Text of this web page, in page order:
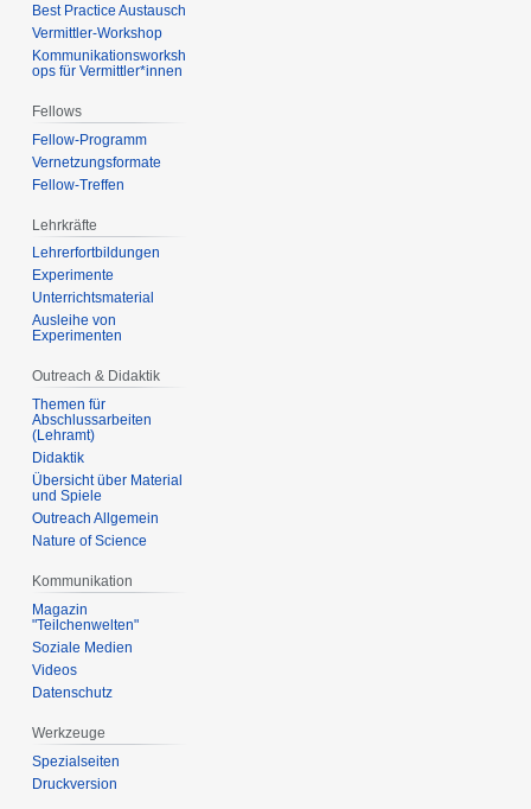
Best Practice Austausch
Vermittler-Workshop
Kommunikationsworksh
ops für Vermittler*innen
Fellows
Fellow-Programm
Vernetzungsformate
Fellow-Treffen
Lehrkräfte
Lehrerfortbildungen
Experimente
Unterrichtsmaterial
Ausleihe von
Experimenten
Outreach & Didaktik
Themen für
Abschlussarbeiten
(Lehramt)
Didaktik
Übersicht über Material
und Spiele
Outreach Allgemein
Nature of Science
Kommunikation
Magazin
"Teilchenwelten"
Soziale Medien
Videos
Datenschutz
Werkzeuge
Spezialseiten
Druckversion